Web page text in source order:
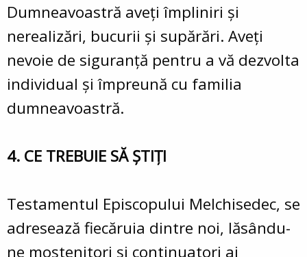
Dumneavoastră aveţi împliniri şi
nerealizări, bucurii şi supărări. Aveţi
nevoie de siguranţă pentru a vă dezvolta
individual şi împreună cu familia
dumneavoastră.
4. CE TREBUIE SĂ ŞTIŢI
Testamentul Episcopului Melchisedec, se
adresează fiecăruia dintre noi, lăsându-
ne moştenitori şi continuatori ai